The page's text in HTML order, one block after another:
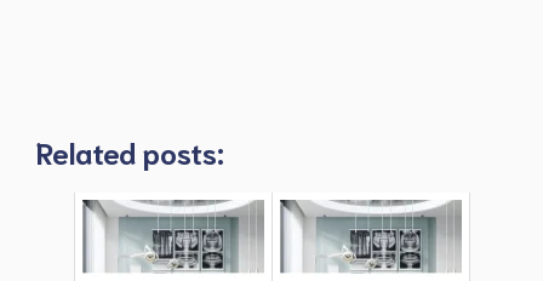
Related posts: